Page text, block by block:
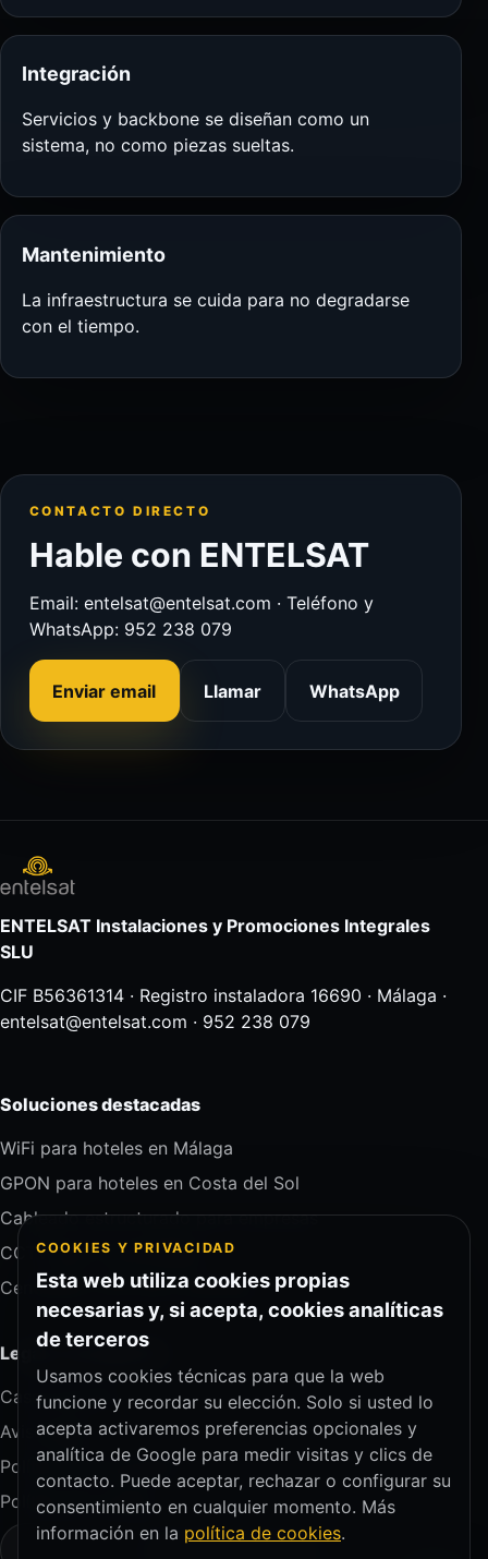
Integración
Servicios y backbone se diseñan como un
sistema, no como piezas sueltas.
Mantenimiento
La infraestructura se cuida para no degradarse
con el tiempo.
CONTACTO DIRECTO
Hable con ENTELSAT
Email: entelsat@entelsat.com · Teléfono y
WhatsApp: 952 238 079
Enviar email Llamar WhatsApp
ENTELSAT Instalaciones y Promociones Integrales
SLU
CIF B56361314 · Registro instaladora 16690 · Málaga ·
entelsat@entelsat.com · 952 238 079
Soluciones destacadas
WiFi para hoteles en Málaga
GPON para hoteles en Costa del Sol
Cableado estructurado para empresas
CCTV para comunidades
Centralitas VoIP para empresas
Legal y navegación
Casos de éxito
Aviso legal
Política de privacidad
Política de cookies
Configurar cookies
COOKIES Y PRIVACIDAD
Esta web utiliza cookies propias
necesarias y, si acepta, cookies analíticas
de terceros
Usamos cookies técnicas para que la web
funcione y recordar su elección. Solo si usted lo
acepta activaremos preferencias opcionales y
analítica de Google para medir visitas y clics de
contacto. Puede aceptar, rechazar o configurar su
consentimiento en cualquier momento. Más
información en la política de cookies.